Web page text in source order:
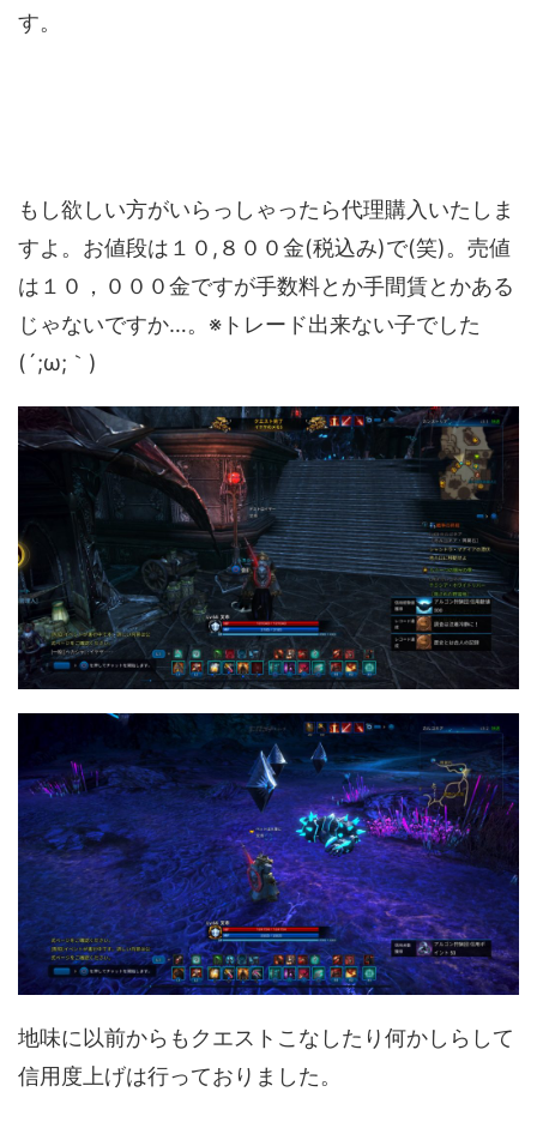
す。
もし欲しい方がいらっしゃったら代理購入いたしま
すよ。お値段は１０,８００金(税込み)で(笑)。売値
は１０，０００金ですが手数料とか手間賃とかある
じゃないですか…。※トレード出来ない子でした
(´;ω;｀)
地味に以前からもクエストこなしたり何かしらして
信用度上げは行っておりました。